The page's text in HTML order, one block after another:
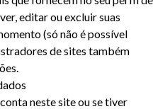
editar ou excluir suas
(só não é possível
de sites também
neste site ou se tiver